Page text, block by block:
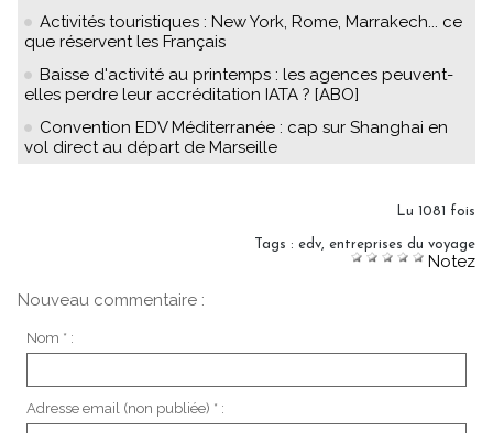
Activités touristiques : New York, Rome, Marrakech... ce
que réservent les Français
Baisse d'activité au printemps : les agences peuvent-
elles perdre leur accréditation IATA ? [ABO]
Convention EDV Méditerranée : cap sur Shanghai en
vol direct au départ de Marseille
Lu 1081 fois
Tags : edv entreprises du voyage
Notez
Nouveau commentaire :
Nom * :
Adresse email (non publiée) * :